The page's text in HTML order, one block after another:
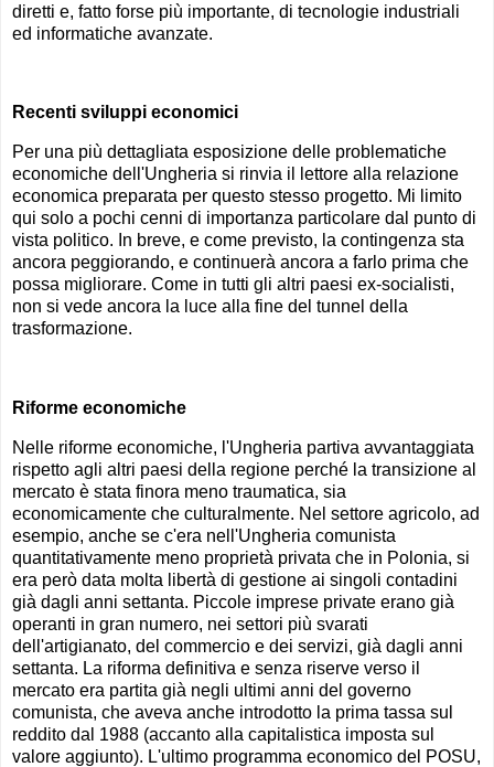
diretti e, fatto forse più importante, di tecnologie industriali
ed informatiche avanzate.
Recenti sviluppi economici
Per una più dettagliata esposizione delle problematiche
economiche dell'Ungheria si rinvia il lettore alla relazione
economica preparata per questo stesso progetto. Mi limito
qui solo a pochi cenni di importanza particolare dal punto di
vista politico. In breve, e come previsto, la contingenza sta
ancora peggiorando, e continuerà ancora a farlo prima che
possa migliorare. Come in tutti gli altri paesi ex-socialisti,
non si vede ancora la luce alla fine del tunnel della
trasformazione.
Riforme economiche
Nelle riforme economiche, l'Ungheria partiva avvantaggiata
rispetto agli altri paesi della regione perché la transizione al
mercato è stata finora meno traumatica, sia
economicamente che culturalmente. Nel settore agricolo, ad
esempio, anche se c'era nell'Ungheria comunista
quantitativamente meno proprietà privata che in Polonia, si
era però data molta libertà di gestione ai singoli contadini
già dagli anni settanta. Piccole imprese private erano già
operanti in gran numero, nei settori più svarati
dell'artigianato, del commercio e dei servizi, già dagli anni
settanta. La riforma definitiva e senza riserve verso il
mercato era partita già negli ultimi anni del governo
comunista, che aveva anche introdotto la prima tassa sul
reddito dal 1988 (accanto alla capitalistica imposta sul
valore aggiunto). L'ultimo programma economico del POSU,